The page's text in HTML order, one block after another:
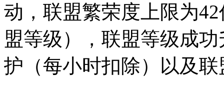
动，联盟繁荣度上限为
盟等级），联盟等级成
护（每小时扣除）以及